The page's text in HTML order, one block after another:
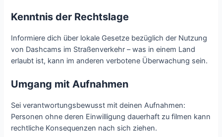
Kenntnis der Rechtslage
Informiere dich über lokale Gesetze bezüglich der Nutzung
von Dashcams im Straßenverkehr – was in einem Land
erlaubt ist, kann im anderen verbotene Überwachung sein.
Umgang mit Aufnahmen
Sei verantwortungsbewusst mit deinen Aufnahmen:
Personen ohne deren Einwilligung dauerhaft zu filmen kann
rechtliche Konsequenzen nach sich ziehen.